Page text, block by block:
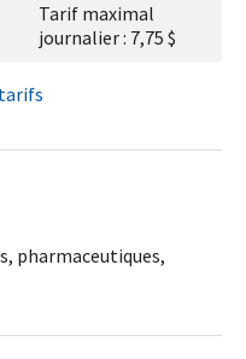
Tarif maximal
journalier : 7,75 $
pharmaceutiques,